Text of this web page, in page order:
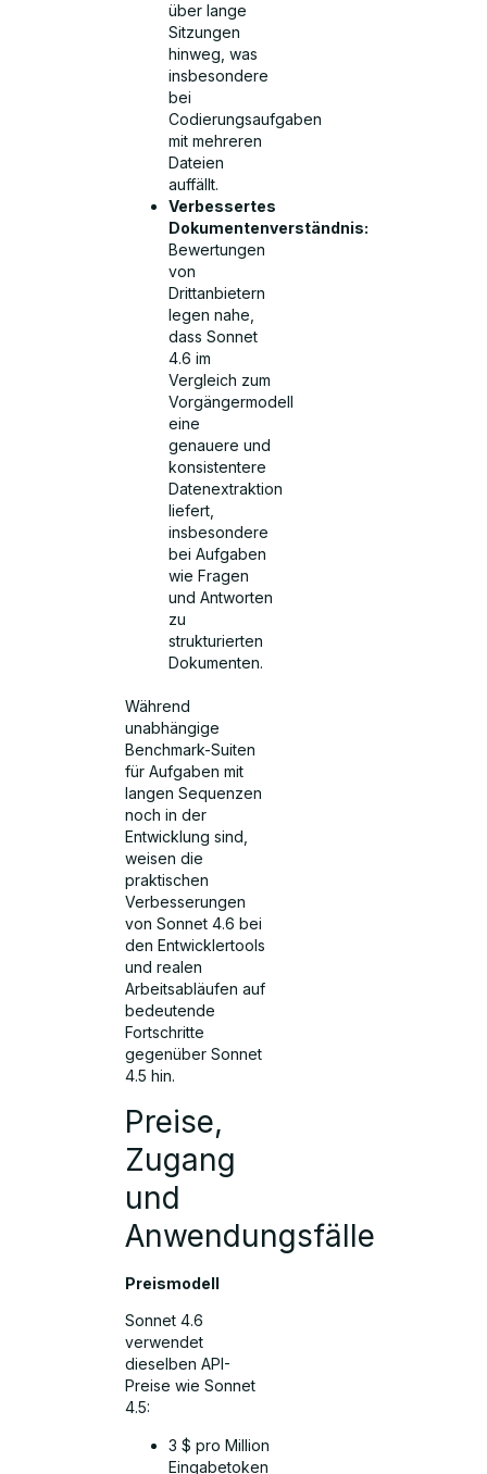
über lange
Sitzungen
hinweg, was
insbesondere
bei
Codierungsaufgaben
mit mehreren
Dateien
auffällt.
Verbessertes
Dokumentenverständnis:
Bewertungen
von
Drittanbietern
legen nahe,
dass Sonnet
4.6 im
Vergleich zum
Vorgängermodell
eine
genauere und
konsistentere
Datenextraktion
liefert,
insbesondere
bei Aufgaben
wie Fragen
und Antworten
zu
strukturierten
Dokumenten.
Während
unabhängige
Benchmark-Suiten
für Aufgaben mit
langen Sequenzen
noch in der
Entwicklung sind,
weisen die
praktischen
Verbesserungen
von Sonnet 4.6 bei
den Entwicklertools
und realen
Arbeitsabläufen auf
bedeutende
Fortschritte
gegenüber Sonnet
4.5 hin.
Preise,
Zugang
und
Anwendungsfälle
Preismodell
Sonnet 4.6
verwendet
dieselben API-
Preise wie Sonnet
4.5:
3 $ pro Million
Eingabetoken